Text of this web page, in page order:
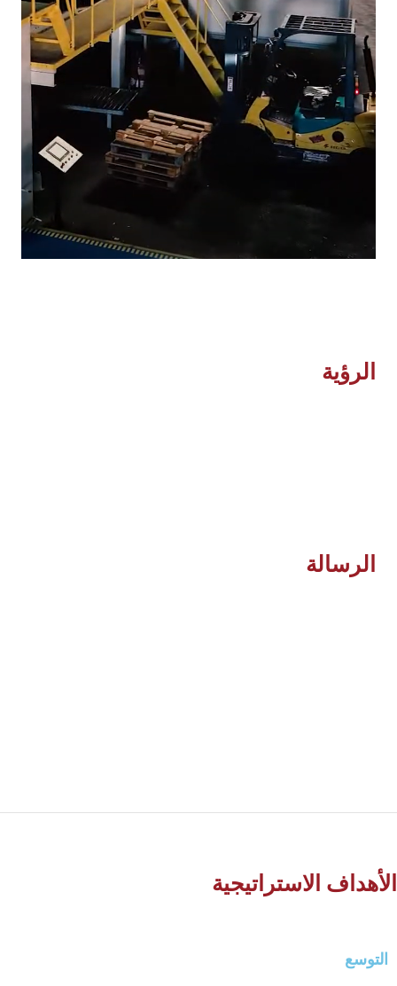
الرؤية
الرسالة
الأهداف الاستراتيجية
التوسع